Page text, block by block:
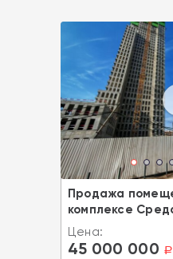
Продажа
комплексе
Цена:
45 000 000 a